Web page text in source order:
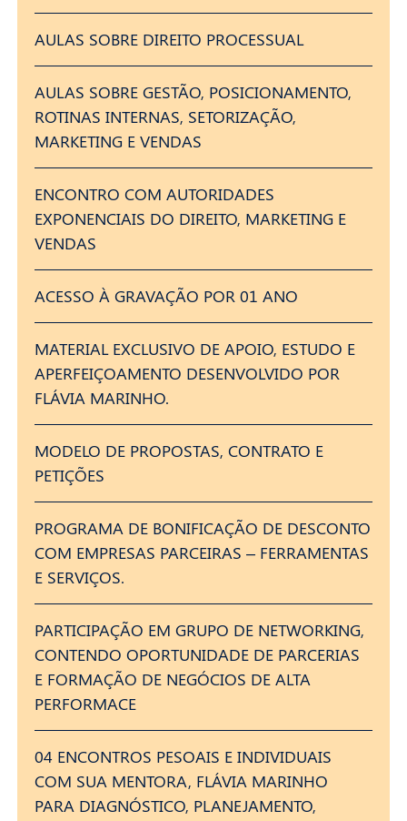
AULAS SOBRE DIREITO PROCESSUAL
AULAS SOBRE GESTÃO, POSICIONAMENTO,
ROTINAS INTERNAS, SETORIZAÇÃO,
MARKETING E VENDAS
ENCONTRO COM AUTORIDADES
EXPONENCIAIS DO DIREITO, MARKETING E
VENDAS
ACESSO À GRAVAÇÃO POR 01 ANO
MATERIAL EXCLUSIVO DE APOIO, ESTUDO E
APERFEIÇOAMENTO DESENVOLVIDO POR
FLÁVIA MARINHO.
MODELO DE PROPOSTAS, CONTRATO E
PETIÇÕES
PROGRAMA DE BONIFICAÇÃO DE DESCONTO
COM EMPRESAS PARCEIRAS – FERRAMENTAS
E SERVIÇOS.
PARTICIPAÇÃO EM GRUPO DE NETWORKING,
CONTENDO OPORTUNIDADE DE PARCERIAS
E FORMAÇÃO DE NEGÓCIOS DE ALTA
PERFORMACE
04 ENCONTROS PESOAIS E INDIVIDUAIS
COM SUA MENTORA, FLÁVIA MARINHO
PARA DIAGNÓSTICO, PLANEJAMENTO,